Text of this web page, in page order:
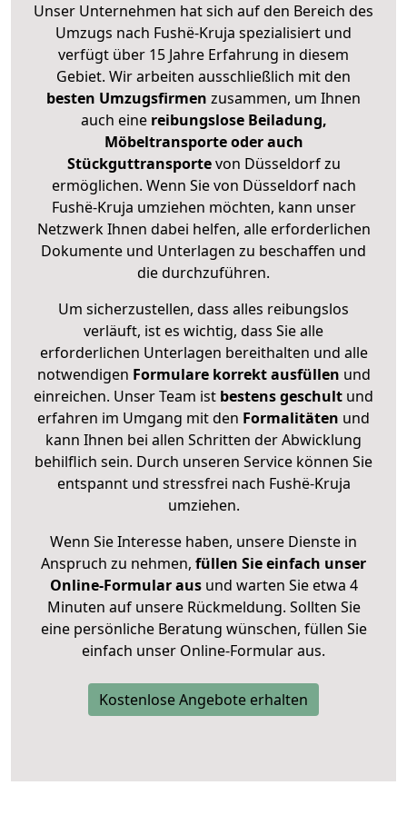
Unser Unternehmen hat sich auf den Bereich des
Umzugs nach Fushë-Kruja spezialisiert und
verfügt über 15 Jahre Erfahrung in diesem
Gebiet. Wir arbeiten ausschließlich mit den
besten Umzugsfirmen zusammen, um Ihnen
auch eine reibungslose Beiladung,
Möbeltransporte oder auch
Stückguttransportevon Düsseldorf zu
ermöglichen. Wenn Sie von Düsseldorf nach
Fushë-Kruja umziehen möchten, kann unser
Netzwerk Ihnen dabei helfen, alle erforderlichen
Dokumente und Unterlagen zu beschaffen und
die durchzuführen.
Um sicherzustellen, dass alles reibungslos
verläuft, ist es wichtig, dass Sie alle
erforderlichen Unterlagen bereithalten und alle
notwendigen Formulare korrekt ausfüllen und
einreichen. Unser Team ist bestens geschult und
erfahren im Umgang mit den Formalitäten und
kann Ihnen bei allen Schritten der Abwicklung
behilflich sein. Durch unseren Service können Sie
entspannt und stressfrei nach Fushë-Kruja
umziehen.
Wenn Sie Interesse haben, unsere Dienste in
Anspruch zu nehmen, füllen Sie einfach unser
Online-Formular ausund warten Sie etwa 4
Minuten auf unsere Rückmeldung. Sollten Sie
eine persönliche Beratung wünschen, füllen Sie
einfach unser Online-Formular aus.
Kostenlose Angebote erhalten